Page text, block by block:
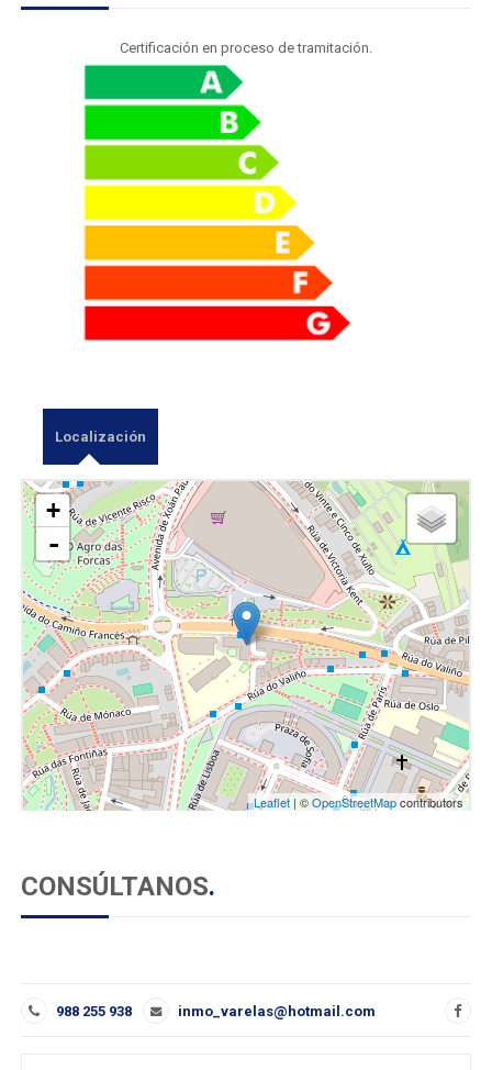
Certificación en proceso de tramitación.
Localización
+
-
Leaflet| ©OpenStreetMapcontributors
CONSÚLTANOS.
988 255 938 inmo_varelas@hotmail.com